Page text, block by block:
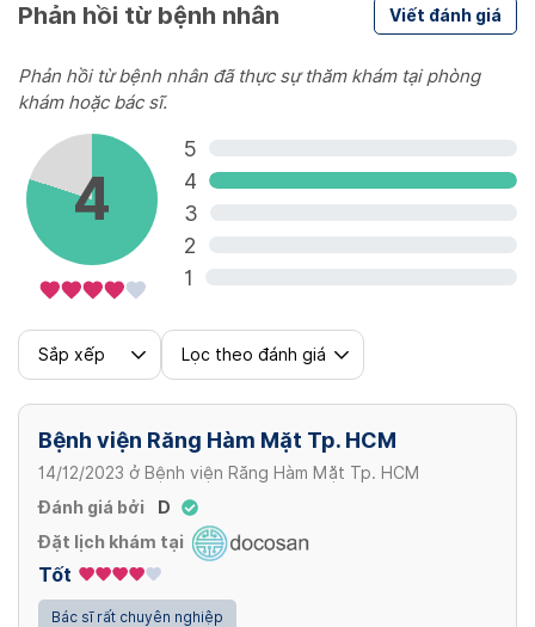
Phản hồi từ bệnh nhân Viết đánh giá
Phản hồi từ bệnh nhân đã thực sự thăm khám tại phòng
khám hoặc bác sĩ.
4
5
4
3
2
1
Sắp xếp Lọc theo đánh giá
Bệnh viện Răng Hàm Mặt Tp. HCM
14/12/2023 ở Bệnh viện Răng Hàm Mặt Tp. HCM
Đánh giá bởi
D
Đặt lịch khám tại
Tốt
Bác sĩ rất chuyên nghiệp